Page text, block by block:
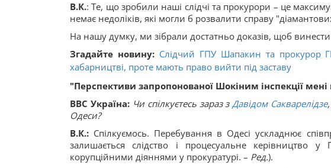
В.К.: Те, що зробили наші слідчі та прокурори – це
немає недоліків, які могли б розвалити справу
На нашу думку, ми зібрали достатньо доказів, щоб
Згадайте новину: Слідчий ГПУ Шапакин та прокурор
хабарництві, проте мають право вийти під заставу
"Перспективи запропонованої Шокіним інспекції мені
ВВС Україна:Чи спілкуєтесь зараз зДавідом Сакварелідзе
Одеси?
В.К.: Спілкуємось. Перебування в Одесі ускладнює
залишається слідство і процесуальне керівництво у
корупційними діяннями у прокуратурі. – Ред.).